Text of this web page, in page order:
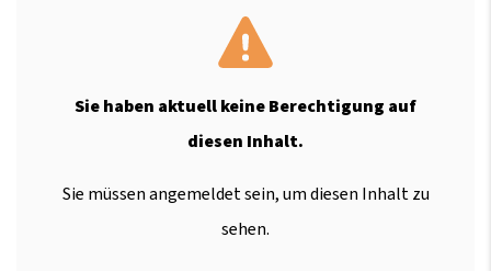
Sie haben aktuell keine Berechtigung auf
diesen Inhalt.
Sie müssen angemeldet sein, um diesen Inhalt zu
sehen.